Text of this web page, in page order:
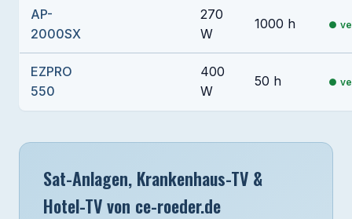
AP-
2000SX
270
W
1000 h
EZPRO
550
400
W
50 h
Sat-Anlagen, Krankenhaus-TV &
Hotel-TV von ce-roeder.de